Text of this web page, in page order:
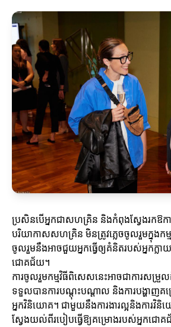
ប្រសិនបើអ្នកជាសហគ្រិន និងកំពុងស្វែងរកឱក
បរិយាកាសសហគ្រិន មិនត្រូវភ្លេចចូលរួមក្នុងកម្
ចូលរួមនឹងអាចជួយអ្នកធ្វើឲ្យគំនិតរបស់អ្នកក្ល
ជោគជ័យ។
ការចូលរួមកម្មវិធីពិសេសនេះអាចជាការសម្រួល
ទទួលបានការបណ្តុះបណ្តាល និងការបង្ហាញគ
អ្នកវិនិយោគ។ ជាមួយនឹងការងារល្អនិងការវិនិយ
ស្វែងយល់ពីរបៀបធ្វើឱ្យគម្រោងរបស់អ្នកជោ